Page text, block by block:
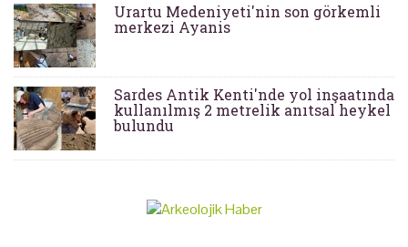
Urartu Medeniyeti'nin son görkemli
merkezi Ayanis
Sardes Antik Kenti'nde yol inşaatında
kullanılmış 2 metrelik anıtsal heykel
bulundu